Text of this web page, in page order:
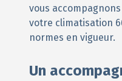
vous
votre climatisation
normes en vigueur.
Un